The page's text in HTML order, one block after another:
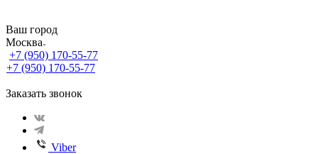
Ваш город
Москва
+7 (950) 170-55-77
+7 (950) 170-55-77
Заказать звонок
Viber